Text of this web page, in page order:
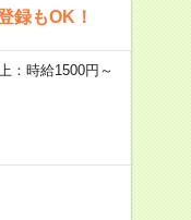
録もOK！
：時給1500円～